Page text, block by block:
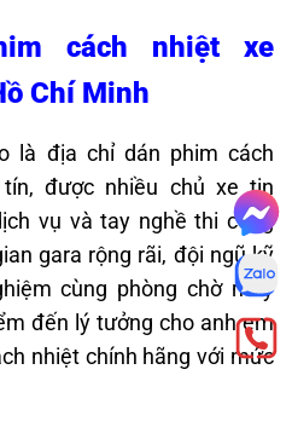
cách nhiệt xe
Chí Minh
là địa chỉ dán phim cách
được nhiều chủ xe tin
vụ và tay nghề thi công
gara rộng rãi, đội ngũ kỹ
cùng phòng chờ máy
đến lý tưởng cho anh em
nhiệt chính hãng với mức